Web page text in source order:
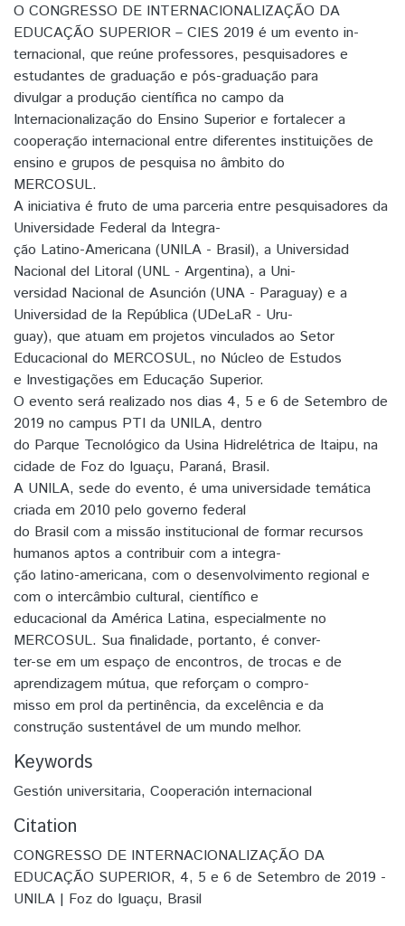
O CONGRESSO DE INTERNACIONALIZAÇÃO DA
EDUCAÇÃO SUPERIOR – CIES 2019 é um evento in-
ternacional, que reúne professores, pesquisadores e
estudantes de graduação e pós-graduação para
divulgar a produção científica no campo da
Internacionalização do Ensino Superior e fortalecer a
cooperação internacional entre diferentes instituições de
ensino e grupos de pesquisa no âmbito do
MERCOSUL.
A iniciativa é fruto de uma parceria entre pesquisadores da
Universidade Federal da Integra-
ção Latino-Americana (UNILA - Brasil), a Universidad
Nacional del Litoral (UNL - Argentina), a Uni-
versidad Nacional de Asunción (UNA - Paraguay) e a
Universidad de la República (UDeLaR - Uru-
guay), que atuam em projetos vinculados ao Setor
Educacional do MERCOSUL, no Núcleo de Estudos
e Investigações em Educação Superior.
O evento será realizado nos dias 4, 5 e 6 de Setembro de
2019 no campus PTI da UNILA, dentro
do Parque Tecnológico da Usina Hidrelétrica de Itaipu, na
cidade de Foz do Iguaçu, Paraná, Brasil.
A UNILA, sede do evento, é uma universidade temática
criada em 2010 pelo governo federal
do Brasil com a missão institucional de formar recursos
humanos aptos a contribuir com a integra-
ção latino-americana, com o desenvolvimento regional e
com o intercâmbio cultural, científico e
educacional da América Latina, especialmente no
MERCOSUL. Sua finalidade, portanto, é conver-
ter-se em um espaço de encontros, de trocas e de
aprendizagem mútua, que reforçam o compro-
misso em prol da pertinência, da excelência e da
construção sustentável de um mundo melhor.
Keywords
Gestión universitaria, Cooperación internacional
Citation
CONGRESSO DE INTERNACIONALIZAÇÃO DA
EDUCAÇÃO SUPERIOR, 4, 5 e 6 de Setembro de 2019 -
UNILA | Foz do Iguaçu, Brasil